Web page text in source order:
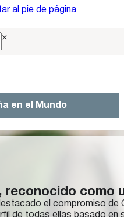
al pie de página
×
en el Mundo
reconocido como
el compromiso de
de todas ellas basado